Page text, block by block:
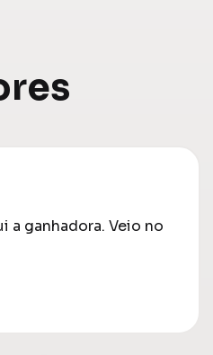
a ganhadora. Veio no